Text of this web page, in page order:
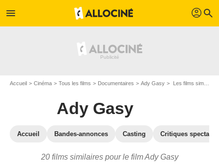
menu profil search
Accueil Cinéma Tous les films Documentaires Ady Gasy Les films similaires à "Ady Gasy"
Ady Gasy
Accueil Bandes-annonces Casting Critiques
20 films similaires pour le film Ady Gasy